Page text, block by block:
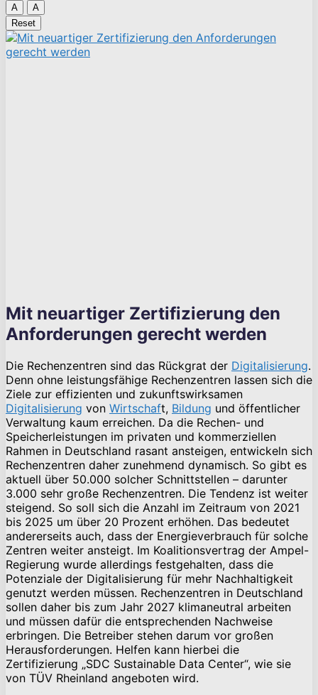
A
A
Reset
Mit neuartiger Zertifizierung den
Anforderungen gerecht werden
Die Rechenzentren sind das Rückgrat der Digitalisierung.
Denn ohne leistungsfähige Rechenzentren lassen sich die
Ziele zur effizienten und zukunftswirksamen
Digitalisierung von Wirtschaft, Bildung und öffentlicher
Verwaltung kaum erreichen. Da die Rechen- und
Speicherleistungen im privaten und kommerziellen
Rahmen in Deutschland rasant ansteigen, entwickeln sich
Rechenzentren daher zunehmend dynamisch. So gibt es
aktuell über 50.000 solcher Schnittstellen – darunter
3.000 sehr große Rechenzentren. Die Tendenz ist weiter
steigend. So soll sich die Anzahl im Zeitraum von 2021
bis 2025 um über 20 Prozent erhöhen. Das bedeutet
andererseits auch, dass der Energieverbrauch für solche
Zentren weiter ansteigt. Im Koalitionsvertrag der Ampel-
Regierung wurde allerdings festgehalten, dass die
Potenziale der Digitalisierung für mehr Nachhaltigkeit
genutzt werden müssen. Rechenzentren in Deutschland
sollen daher bis zum Jahr 2027 klimaneutral arbeiten
und müssen dafür die entsprechenden Nachweise
erbringen. Die Betreiber stehen darum vor großen
Herausforderungen. Helfen kann hierbei die
Zertifizierung „SDC Sustainable Data Center“, wie sie
von TÜV Rheinland angeboten wird.